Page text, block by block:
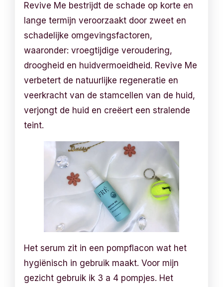
Revive Me bestrijdt de schade op korte en
lange termijn veroorzaakt door zweet en
schadelijke omgevingsfactoren,
waaronder: vroegtijdige veroudering,
droogheid en huidvermoeidheid. Revive Me
verbetert de natuurlijke regeneratie en
veerkracht van de stamcellen van de huid,
verjongt de huid en creëert een stralende
teint.
Het serum zit in een pompflacon wat het
hygiënisch in gebruik maakt. Voor mijn
gezicht gebruik ik 3 a 4 pompjes. Het